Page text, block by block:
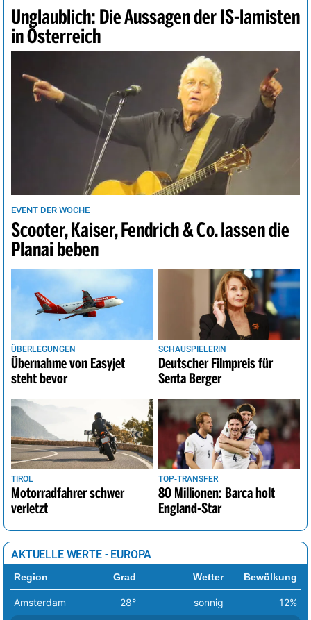
Unglaublich: Die Aussagen der IS-lamisten
in Österreich
EVENT DER WOCHE
Scooter, Kaiser, Fendrich & Co. lassen die
Planai beben
ÜBERLEGUNGEN
Übernahme von Easyjet
steht bevor
SCHAUSPIELERIN
Deutscher Filmpreis für
Senta Berger
TIROL
Motorradfahrer schwer
verletzt
TOP-TRANSFER
80 Millionen: Barca holt
England-Star
AKTUELLE WERTE - EUROPA
Region Grad Wetter Bewölkung
Amsterdam 28° sonnig 12%